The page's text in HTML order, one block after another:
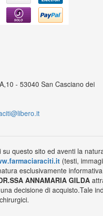
- 53040 San Casciano dei
questo sito ed aventi la
(testi,
esclusivamente
ANNAMARIA GILDA
decisione di acquisto.Tale